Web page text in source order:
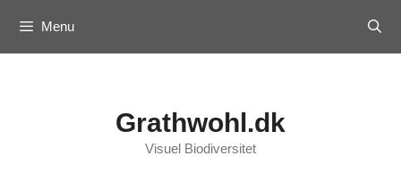
content
Menu
Grathwohl.dk
Visuel Biodiversitet